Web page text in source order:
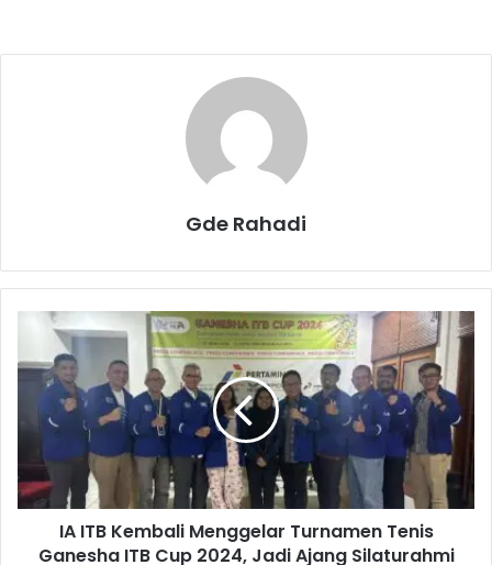
Gde Rahadi
I
m
b
IA ITB Kembali Menggelar Turnamen Tenis
Ganesha ITB Cup 2024, Jadi Ajang Silaturahmi